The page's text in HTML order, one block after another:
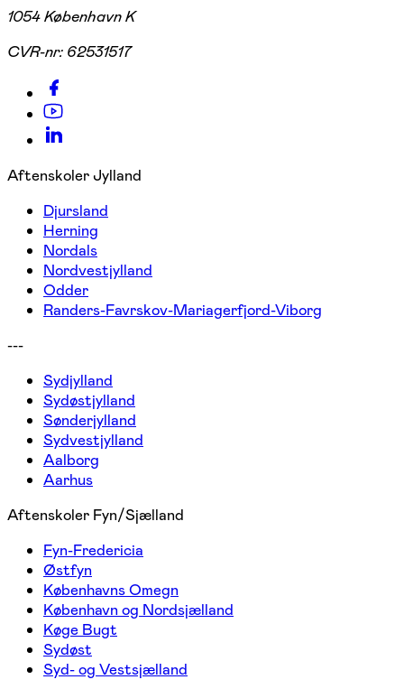
1054 København K
CVR-nr: 62531517
Aftenskoler Jylland
Djursland
Herning
Nordals
Nordvestjylland
Odder
Randers-Favrskov-Mariagerfjord-Viborg
---
Sydjylland
Sydøstjylland
Sønderjylland
Sydvestjylland
Aalborg
Aarhus
Aftenskoler Fyn/Sjælland
Fyn-Fredericia
Østfyn
Københavns Omegn
København og Nordsjælland
Køge Bugt
Sydøst
Syd- og Vestsjælland